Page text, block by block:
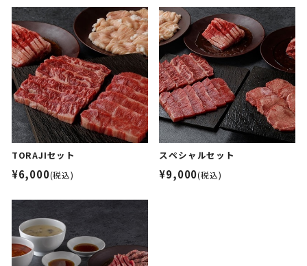
TORAJIセット
¥6,000(税込)
スペシャルセット
¥9,000(税込)